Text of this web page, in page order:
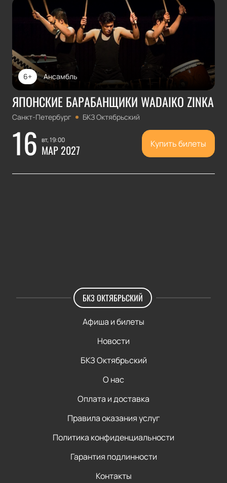
Ансамбль
6+
ЯПОНСКИЕ БАРАБАНЩИКИ WADAIKO ZINKA
Санкт-Петербург БКЗ Октябрьский
16 вт, 19:00
МАР 2027 Купить билеты
БКЗ ОКТЯБРЬСКИЙ
Афиша и билеты
Новости
БКЗ Октябрьский
О нас
Оплата и доставка
Правила оказания услуг
Политика конфиденциальности
Гарантия подлинности
Контакты